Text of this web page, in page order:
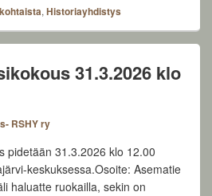
, Historiayhdistys
31.3.2026 klo
RSHY ry
pidetään 31.3.2026 klo 12.00
keskuksessa.Osoite: Asematie
haluatte ruokailla, sekin on